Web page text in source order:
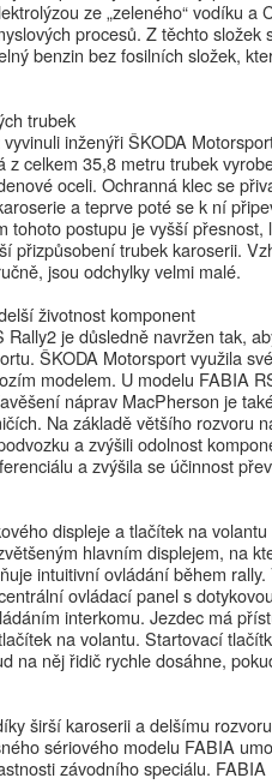
ze „zeleného“ vodíku a
procesů. Z těchto složek
benzin bez fosilních složek,
trubek
inženýři ŠKODA
z celkem 35,8 metru trubek
oceli. Ochranná klec se
a teprve poté se k ní
tohoto postupu je vyšší přesnost,
přizpůsobení trubek karoserii.
jsou odchylky velmi malé.
životnost komponent
je důsledně navržen tak,
ŠKODA Motorsport využila své
modelem. U modelu FABIA
náprav MacPherson je
Na základě většího rozvoru
a zvýšili odolnost
a zvýšila se účinnost
displeje a tlačítek na volantu
hlavním displejem, na
intuitivní ovládání během rally.
ovládací panel s
interkomu. Jezdec má
na volantu. Startovací
na něj řidič rychle dosáhne,
širší karoserii a delšímu
sériového modelu FABIA
závodního speciálu. FABIA